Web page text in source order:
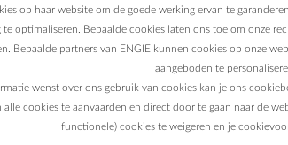
Gas < 500.000 kWh
op haar website om de goede werking ervan te
te optimaliseren. Bepaalde cookies laten ons toe om onze
Bepaalde partners van ENGIE kunnen cookies op onze
aangeboden te
wenst over ons gebruik van cookies kan je ons
alle cookies te aanvaarden en direct door te gaan naar de
functionele) cookies te weigeren en je